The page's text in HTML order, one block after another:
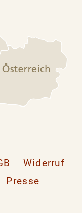
Widerruf
Presse